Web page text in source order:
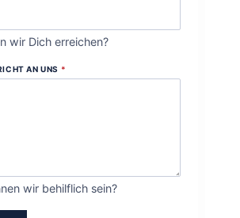
wir Dich erreichen?
AN UNS *
wir behilflich sein?